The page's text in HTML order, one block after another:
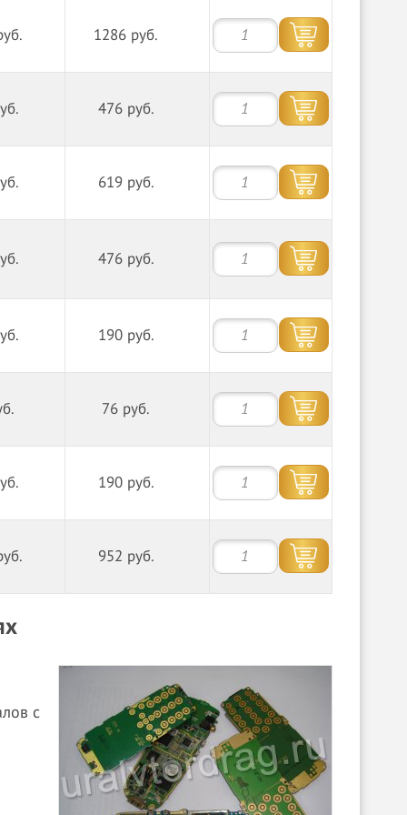
1286 руб.
476 руб.
619 руб.
476 руб.
190 руб.
76 руб.
190 руб.
952 руб.
с